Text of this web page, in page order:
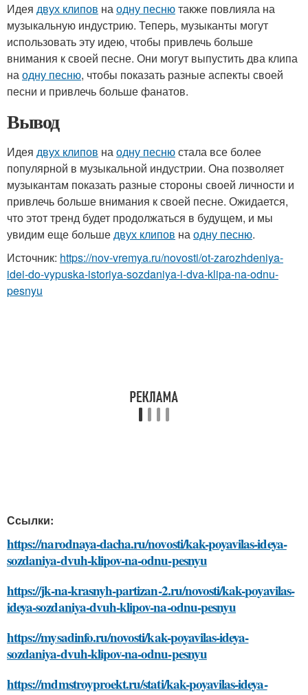
Идея двух клипов наодну песнютакже повлияла на
музыкальную индустрию. Теперь, музыканты могут
использовать эту идею, чтобы привлечь больше
внимания к своей песне. Они могут выпустить два клипа
наодну песню, чтобы показать разные аспекты своей
песни и привлечь больше фанатов.
Вывод
Идея двух клипов наодну песнюстала все более
популярной в музыкальной индустрии. Она позволяет
музыкантам показать разные стороны своей личности и
привлечь больше внимания к своей песне. Ожидается,
что этот тренд будет продолжаться в будущем, и мы
увидим еще большедвух клипов наодну песню.
Источник: https://nov-vremya.ru/novosti/ot-zarozhdeniya-
idei-do-vypuska-istoriya-sozdaniya-i-dva-klipa-na-odnu-
pesnyu
Ссылки:
https://narodnaya-dacha.ru/novosti/kak-poyavilas-ideya-
sozdaniya-dvuh-klipov-na-odnu-pesnyu
https://jk-na-krasnyh-partizan-2.ru/novosti/kak-poyavilas-
ideya-sozdaniya-dvuh-klipov-na-odnu-pesnyu
https://mysadinfo.ru/novosti/kak-poyavilas-ideya-
sozdaniya-dvuh-klipov-na-odnu-pesnyu
https://mdmstroyproekt.ru/stati/kak-poyavilas-ideya-